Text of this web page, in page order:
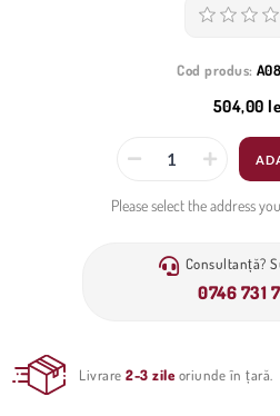
Cod produs:
504,00
Please select the address
Consultanță?
0746 731
Livrare2-3 zile oriunde în țară.